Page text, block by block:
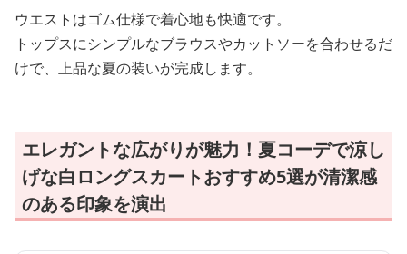
ウエストはゴム仕様で着心地も快適です。
トップスにシンプルなブラウスやカットソーを合わせるだ
けで、上品な夏の装いが完成します。
エレガントな広がりが魅力！夏コーデで涼し
げな白ロングスカートおすすめ5選が清潔感
のある印象を演出